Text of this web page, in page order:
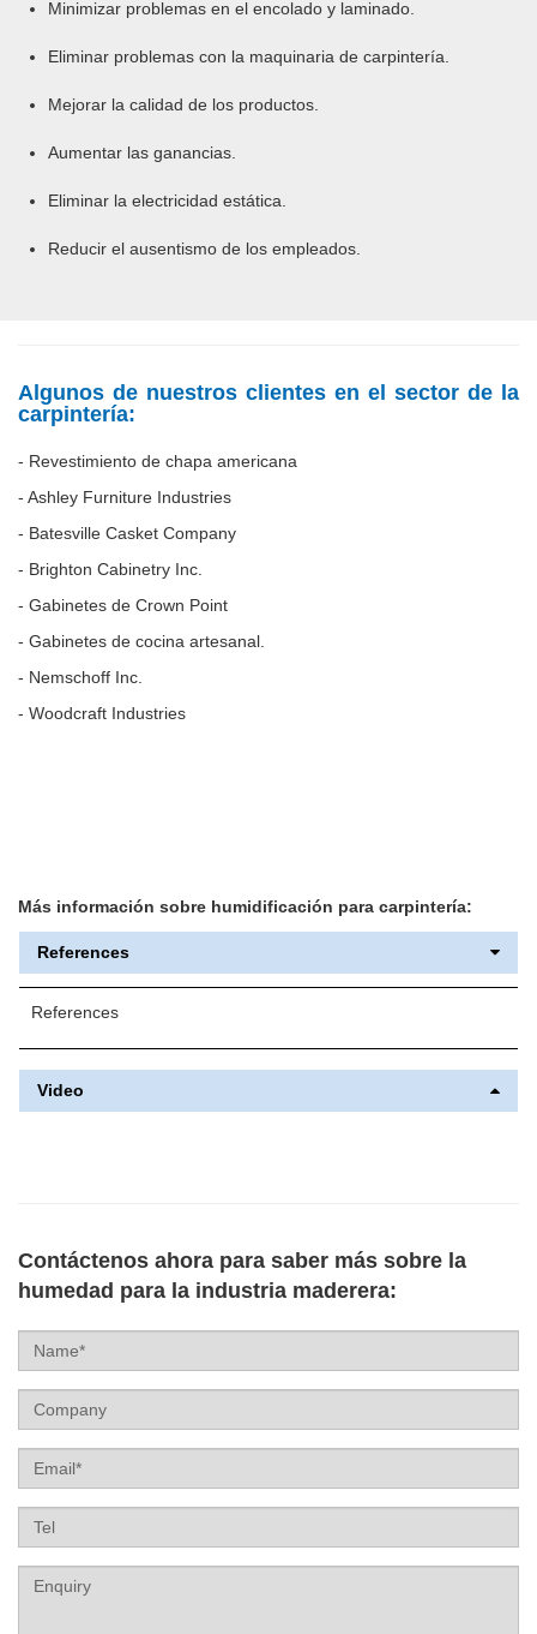
Minimizar problemas en el encolado y laminado.
Eliminar problemas con la maquinaria de carpintería.
Mejorar la calidad de los productos.
Aumentar las ganancias.
Eliminar la electricidad estática.
Reducir el ausentismo de los empleados.
Algunos de nuestros clientes en el sector de la
carpintería:
- Revestimiento de chapa americana
- Ashley Furniture Industries
- Batesville Casket Company
- Brighton Cabinetry Inc.
- Gabinetes de Crown Point
- Gabinetes de cocina artesanal.
- Nemschoff Inc.
- Woodcraft Industries
Más información sobre humidificación para carpintería:
References
References
Video
Contáctenos ahora para saber más sobre la
humedad para la industria maderera:
Name
Company
Email
Tel
Label